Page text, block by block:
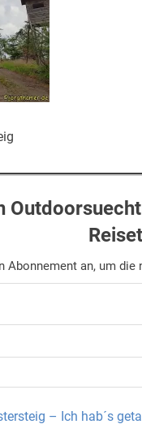
Abonnement an, um die
– Ich hab´s